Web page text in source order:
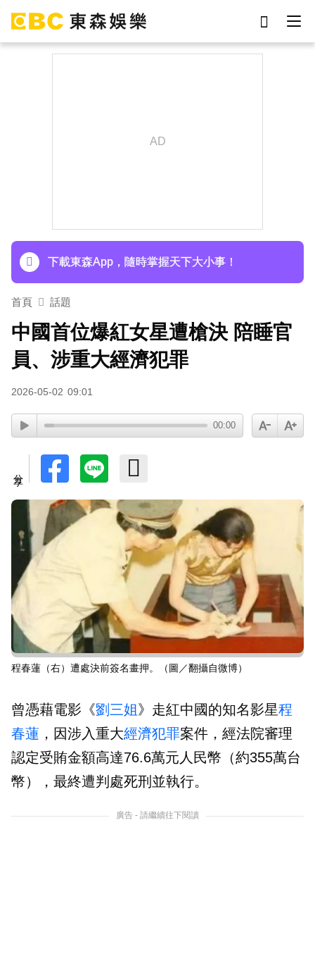
下載東森App，隨時掌握天下大小事！
首頁 話題
中國首位爆紅女星遭槍決 陪睡官
員、涉重大經濟犯罪
2026-05-02 09:01
00:00
程春蓮（右）遭處決前簽名畫押。（圖／翻攝自微博）
曾憑藉電影《劉三姐》走紅中國的知名影星程
春蓮 ，因涉入重大經濟犯罪案件，經法院審理
認定受賄金額高達76.6萬元人民幣（約355萬台
幣），最終遭判處死刑並執行。
廣告 - 請繼續往下閱讀